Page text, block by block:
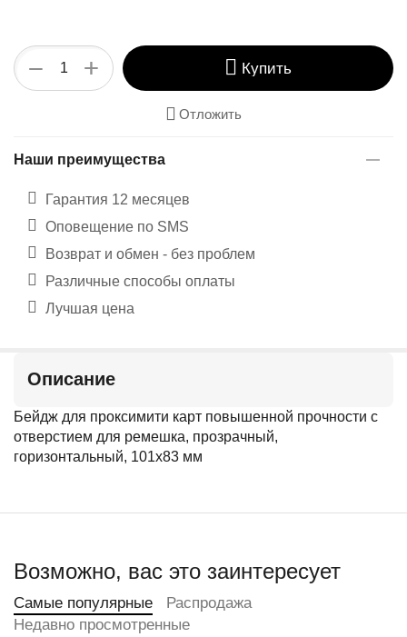
+
− Купить
Отложить
Наши преимущества
Гарантия 12 месяцев
Оповещение по SMS
Возврат и обмен - без проблем
Различные способы оплаты
Лучшая цена
Описание
Бейдж для проксимити карт повышенной прочности с
отверстием для ремешка, прозрачный,
горизонтальный, 101х83 мм
Возможно, вас это заинтересует
Самые популярные
Распродажа
Недавно просмотренные